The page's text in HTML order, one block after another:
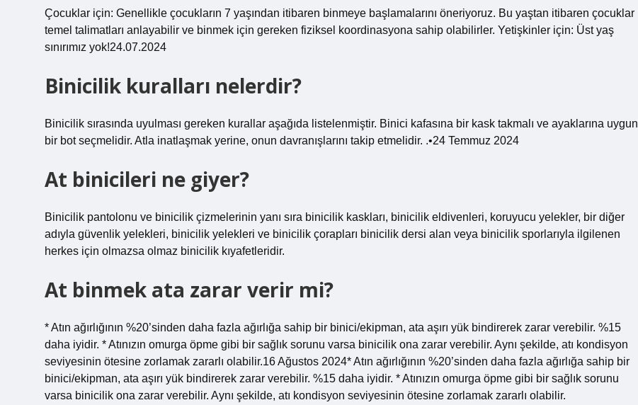
Çocuklar için: Genellikle çocukların 7 yaşından itibaren binmeye başlamalarını öneriyoruz. Bu yaştan itibaren çocuklar
temel talimatları anlayabilir ve binmek için gereken fiziksel koordinasyona sahip olabilirler. Yetişkinler için: Üst yaş
sınırımız yok!24.07.2024
Binicilik kuralları nelerdir?
Binicilik sırasında uyulması gereken kurallar aşağıda listelenmiştir. Binici kafasına bir kask takmalı ve ayaklarına uygun
bir bot seçmelidir. Atla inatlaşmak yerine, onun davranışlarını takip etmelidir. .•24 Temmuz 2024
At binicileri ne giyer?
Binicilik pantolonu ve binicilik çizmelerinin yanı sıra binicilik kaskları, binicilik eldivenleri, koruyucu yelekler, bir diğer
adıyla güvenlik yelekleri, binicilik yelekleri ve binicilik çorapları binicilik dersi alan veya binicilik sporlarıyla ilgilenen
herkes için olmazsa olmaz binicilik kıyafetleridir.
At binmek ata zarar verir mi?
* Atın ağırlığının %20’sinden daha fazla ağırlığa sahip bir binici/ekipman, ata aşırı yük bindirerek zarar verebilir. %15
daha iyidir. * Atınızın omurga öpme gibi bir sağlık sorunu varsa binicilik ona zarar verebilir. Aynı şekilde, atı kondisyon
seviyesinin ötesine zorlamak zararlı olabilir.16 Ağustos 2024* Atın ağırlığının %20’sinden daha fazla ağırlığa sahip bir
binici/ekipman, ata aşırı yük bindirerek zarar verebilir. %15 daha iyidir. * Atınızın omurga öpme gibi bir sağlık sorunu
varsa binicilik ona zarar verebilir. Aynı şekilde, atı kondisyon seviyesinin ötesine zorlamak zararlı olabilir.